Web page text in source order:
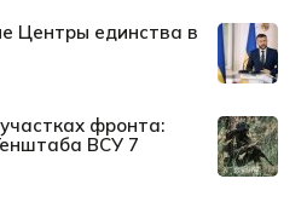
Центры единства в
фронта:
ВСУ 7